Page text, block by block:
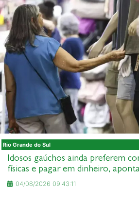
Rio Grande do Sul
Idosos gaúchos ainda preferem
físicas e pagar em dinheiro,
04/08/2026 09:43:11